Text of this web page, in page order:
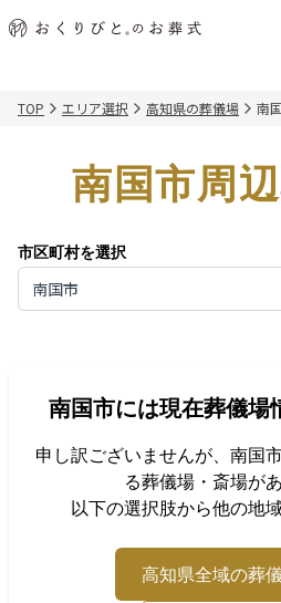
アフターサポート
会社概要 店
関東エリア
千葉県
北海道エリア
TOP エリア選択 高知県の葬儀場 南
南国市周辺
市区町村を選択
南国市
南国市には現在葬儀場
申し訳ございませんが、 南国
る葬儀場・斎場が
以下の選択肢から他の地
高知県全域の葬